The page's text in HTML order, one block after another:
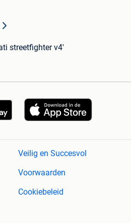
streetfighter v4'
Veilig en Succesvol
Voorwaarden
Cookiebeleid